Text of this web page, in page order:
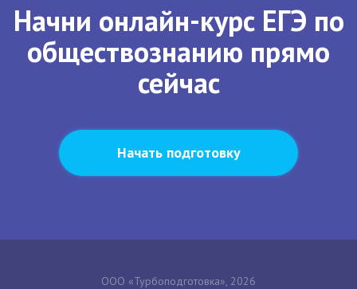
Начни онлайн-курс ЕГЭ по
обществознанию прямо
сейчас
Начать подготовку
ООО «Турбоподготовка», 2026